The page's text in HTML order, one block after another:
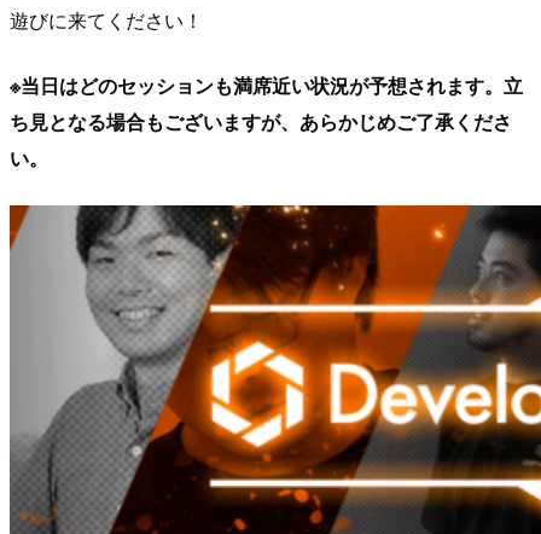
遊びに来てください！
※当日はどのセッションも満席近い状況が予想されます。立
ち見となる場合もございますが、あらかじめご了承くださ
い。